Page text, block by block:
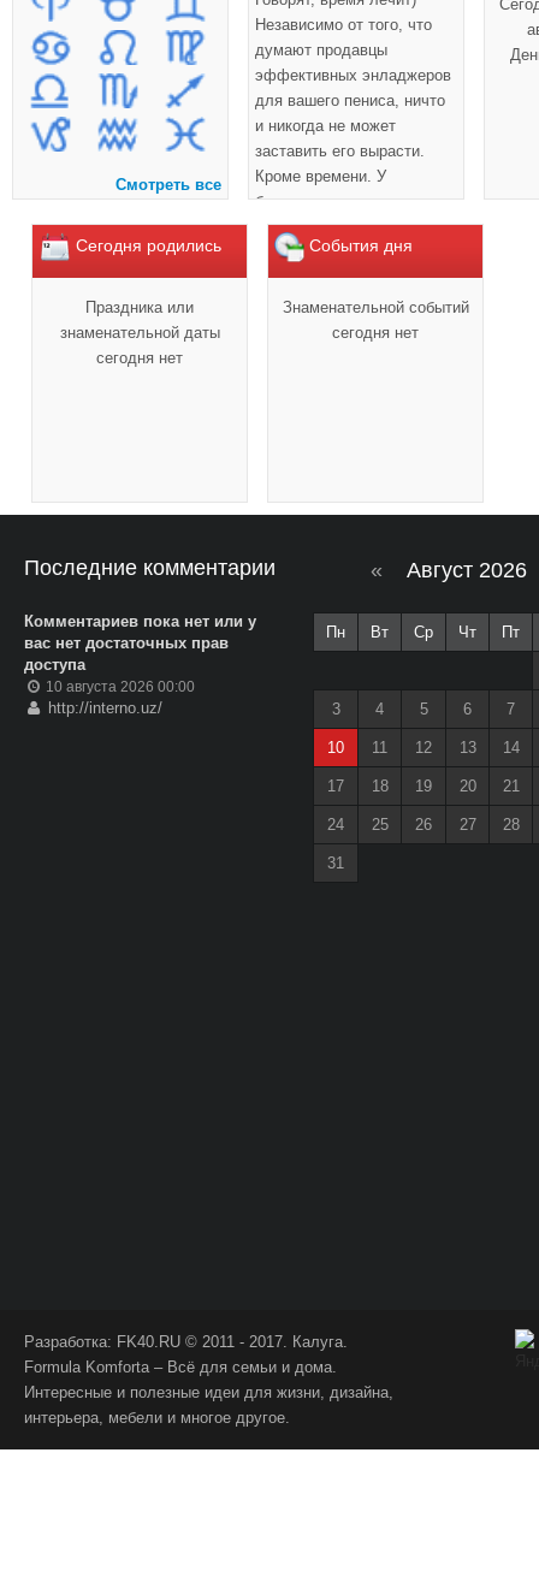
Смотреть все
Независимо от того, что
думают продавцы
эффективных энладжеров
для вашего пениса, ничто
и никогда не может
заставить его вырасти.
Кроме времени. У
большинства мужчин этот
орган растет примерно до
20 лет.
Сегодня родились
Праздника или
знаменательной даты
сегодня нет
События дня
Знаменательной событий
сегодня нет
Последние комментарии
Комментариев пока нет или у
вас нет достаточных прав
доступа
10 августа 2026 00:00
http://interno.uz/
« Август
Пн Вт Ср Чт Пт
3 4 5 6 7
10 11 12 13 14
17 18 19 20 21
24 25 26 27 28
31
Разработка: FK40.RU © 2011 - 2017. Калуга.
Formula Komforta – Всё для семьи и дома.
Интересные и полезные идеи для жизни, дизайна,
интерьера, мебели и многое другое.